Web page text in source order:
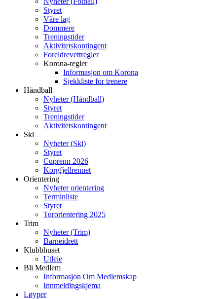
Styret
Våre lag
Dommere
Treningstider
Aktivitetskontingent
Foreldrevettregler
Korona-regler
Informasjon om Korona
Sjekkliste for trenere
Håndball
Nyheter (Håndball)
Styret
Treningstider
Aktivitetskontingent
Ski
Nyheter (Ski)
Styret
Cuprenn 2026
Korgfjellrennet
Orientering
Nyheter orientering
Terminliste
Styret
Turorientering 2025
Trim
Nyheter (Trim)
Barneidrett
Klubbhuset
Utleie
Bli Medlem
Informasjon Om Medlemskap
Innmeldingskjema
Løyper